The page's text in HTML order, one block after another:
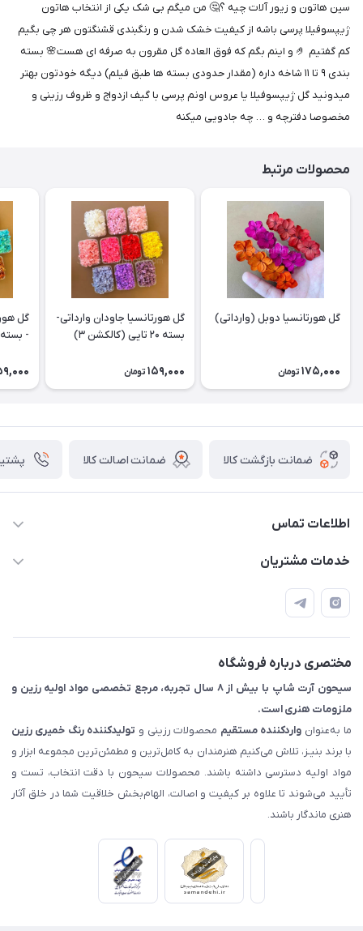
سین هاتون و زیور آلات چیه ؟🤔 من میگم بی شک یکی از انتخاب هاتون
ژیپسوفیلا پرسی باشه از کیفیت خشک شدن و رنگبندی قشنگتون هر چی بگیم
کم گفتیم 🤌 و اینم بگم که فوق العاده گل مقرون به صرفه ای هست🌸 بسته
بندی ۹ تا ۱۱ شاخه داره (مقدار حدودی بسته ها طبق فیلم) دیگه خودتون بهتر
میدونید گل ژیپسوفیلا یا عروس اونم پرسی با گیف ازدواج و ظروف رزینی و
مخصوصا دفترچه و … چه جادویی میکنه
محصولات مرتبط
گل هورتانسیا دوبل (وارداتی)
175,000 تومان
گل هورتانسیا جاودان وارداتی-
بسته ۲۰ تایی (کالکشن ۳)
159,000 تومان
گل
- بسته ۲۰
ضمانت بازگشت کالا ضمانت اصالت کالا
اطلاعات تماس
خدمات مشتریان
📝 قوانین و مقررات
📖 راهنما
مختصری درباره فروشگاه
سیحون آرت شاپ با بیش از ۸ سال تجربه، مرجع تخصصی مواد اولیه رزین و
ملزومات هنری است.
ما به‌عنوان واردکننده مستقیم محصولات رزینی و تولیدکننده رنگ خمیری رزین
با برند بنیـز، تلاش می‌کنیم هنرمندان به کامل‌ترین و مطمئن‌ترین مجموعه ابزار و
مواد اولیه دسترسی داشته باشند. محصولات سیحون با دقت انتخاب، تست و
تأیید می‌شوند تا علاوه بر کیفیت و اصالت، الهام‌بخش خلاقیت شما در خلق آثار
هنری ماندگار باشند.